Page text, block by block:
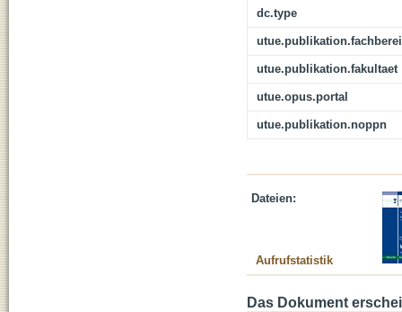
dc.type
utue.publikation.fakultaet
utue.opus.portal
utue.publikation.noppn
Dateien:
Aufrufstatistik
Das Dokument